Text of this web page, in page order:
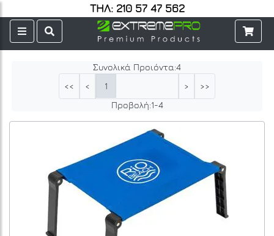
ΤΗΛ: 210 57 47 562
Συνολικά Προιόντα:4
<<
< 1 >
>>
Προβολή:1-4